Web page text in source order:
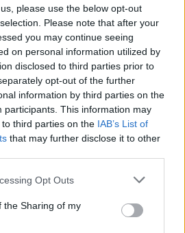
please use the below opt-out
Please note that after your
you may continue seeing
on personal information utilized by
disclosed to third parties prior to
opt-out of the further
information by third parties on the
participants. This information may
third parties on the IAB’s List of
that may further disclose it to other
Opt Outs
the Sharing of my
και τριών ανενεργών
και προσιτή κατοικία – Στα 7
#Κτίρια